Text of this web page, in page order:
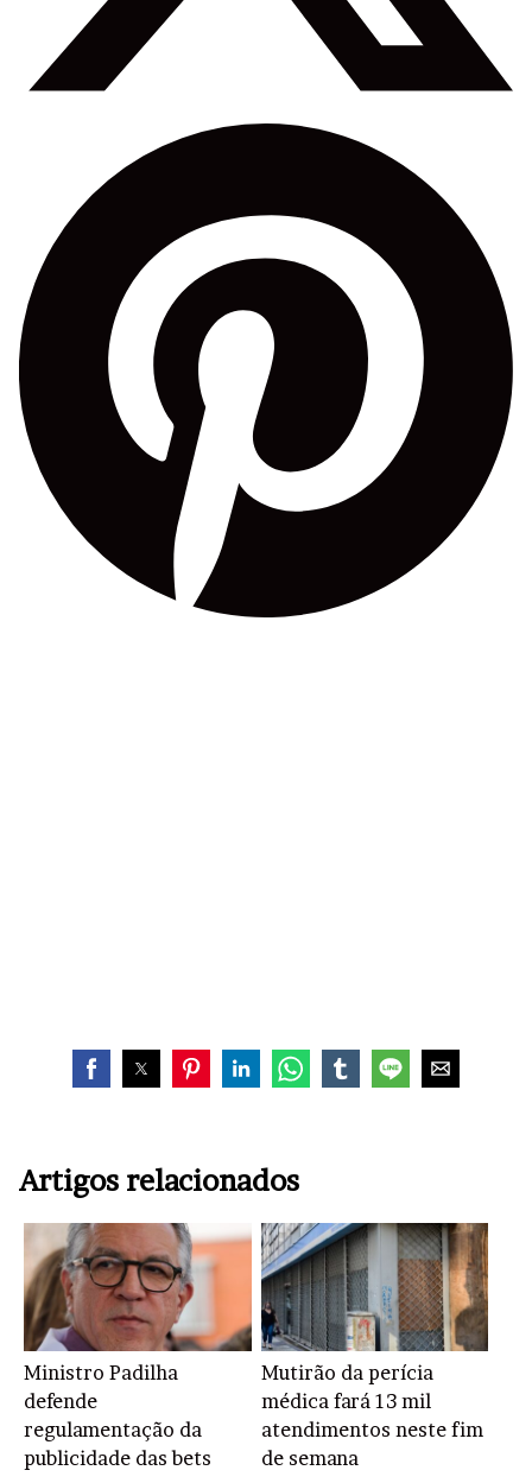
Artigos relacionados
Ministro Padilha
defende
regulamentação da
publicidade das bets
Mutirão da perícia
médica fará 13 mil
atendimentos neste fim
de semana